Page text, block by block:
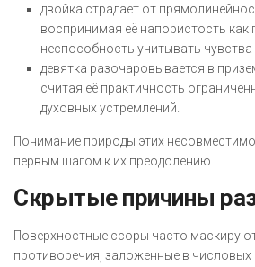
двойка страдает от
воспринимая её напористость как
неспособность учитывать чувства
девятка разочаровывается в
считая её практичность
духовных устремлений.
Понимание природы этих
первым шагом к их преодолению.
Скрытые причины
Поверхностные ссоры часто
противоречия, заложенные в числовых